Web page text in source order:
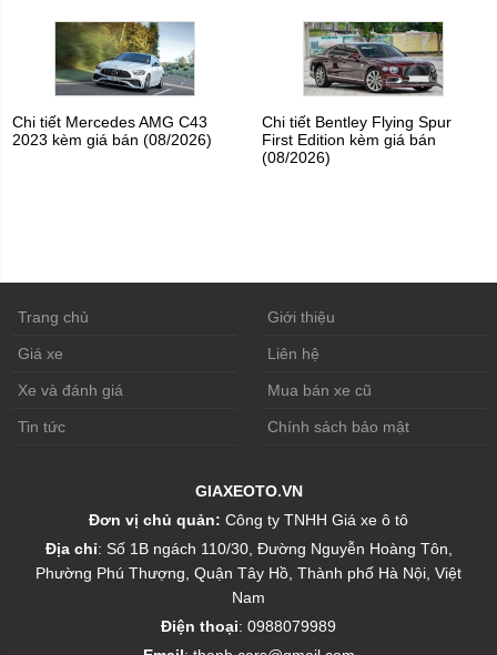
Chi tiết Mercedes AMG C43
2023 kèm giá bán (08/2026)
Chi tiết Bentley Flying Spur
First Edition kèm giá bán
(08/2026)
Trang chủ Giới thiệu
Giá xe Liên hệ
Xe và đánh giá Mua bán xe cũ
Tin tức Chính sách bảo mật
GIAXEOTO.VN
Đơn vị chủ quản: Công ty TNHH Giá xe ô tô
Địa chỉ: Số 1B ngách 110/30, Đường Nguyễn Hoàng Tôn,
Phường Phú Thượng, Quận Tây Hồ, Thành phố Hà Nội, Việt
Nam
Điện thoại: 0988079989